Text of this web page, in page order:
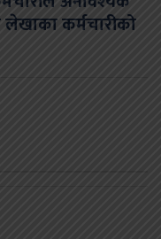
कर्मचारीको